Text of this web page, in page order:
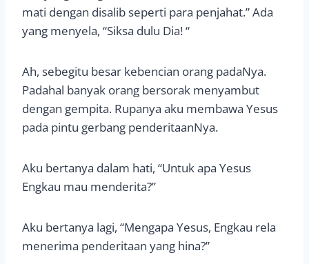
mati dengan disalib seperti para penjahat.” Ada
yang menyela, “Siksa dulu Dia! “
Ah, sebegitu besar kebencian orang padaNya.
Padahal banyak orang bersorak menyambut
dengan gempita. Rupanya aku membawa Yesus
pada pintu gerbang penderitaanNya.
Aku bertanya dalam hati, “Untuk apa Yesus
Engkau mau menderita?”
Aku bertanya lagi, “Mengapa Yesus, Engkau rela
menerima penderitaan yang hina?”